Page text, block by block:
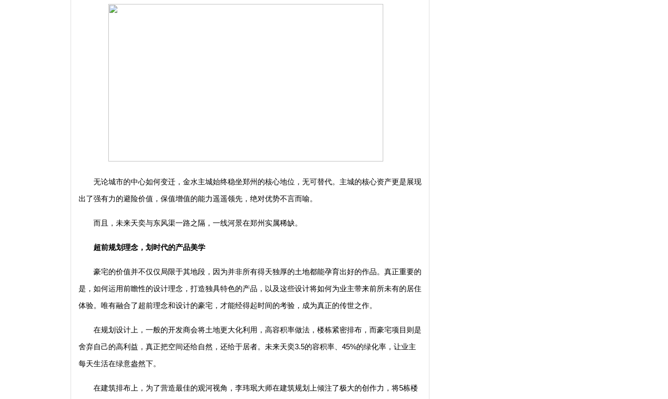
无论城市的中心如何变迁，金水主城始终稳坐郑州的核心地位，无可替代。主城的核心资产更是展现
出了强有力的避险价值，保值增值的能力遥遥领先，绝对优势不言而喻。
而且，未来天奕与东风渠一路之隔，一线河景在郑州实属稀缺。
超前规划理念，划时代的产品美学
豪宅的价值并不仅仅局限于其地段，因为并非所有得天独厚的土地都能孕育出好的作品。真正重要的
是，如何运用前瞻性的设计理念，打造独具特色的产品，以及这些设计将如何为业主带来前所未有的居住
体验。唯有融合了超前理念和设计的豪宅，才能经得起时间的考验，成为真正的传世之作。
在规划设计上，一般的开发商会将土地更大化利用，高容积率做法，楼栋紧密排布，而豪宅项目则是
舍弃自己的高利益，真正把空间还给自然，还给于居者。未来天奕3.5的容积率、45%的绿化率，让业主
每天生活在绿意盎然下。
在建筑排布上，为了营造最佳的观河视角，李玮珉大师在建筑规划上倾注了极大的创作力，将5栋楼